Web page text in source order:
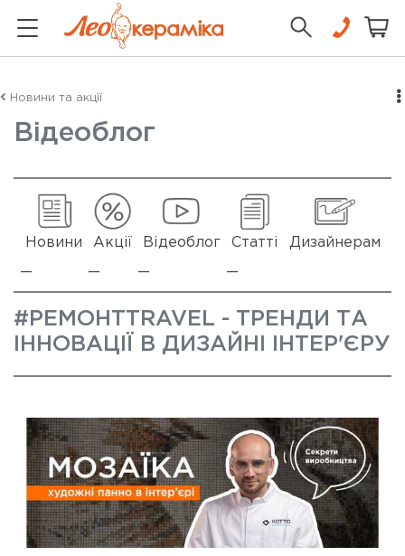
Новини та акції
Відеоблог
Новини Акції Відеоблог Статті Дизайнерам
#РЕМОНТTRAVEL - ТРЕНДИ ТА
ІННОВАЦІЇ В ДИЗАЙНІ ІНТЕР'ЄРУ